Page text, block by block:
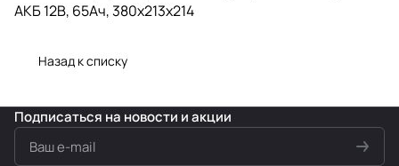
АКБ 12В, 65Ач, 380х213х214
Назад к списку
Подписаться на новости и акции